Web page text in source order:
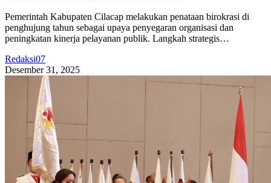
Pemerintah Kabupaten Cilacap melakukan penataan birokrasi di
penghujung tahun sebagai upaya penyegaran organisasi dan
peningkatan kinerja pelayanan publik. Langkah strategis…
Redaksi07
Desember 31, 2025